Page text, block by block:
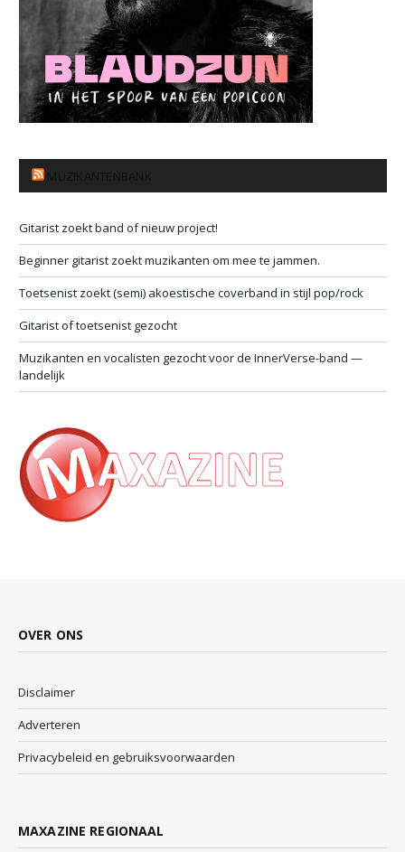
Gitarist zoekt band of nieuw project!
Beginner gitarist zoekt muzikanten om mee te jammen.
Toetsenist zoekt (semi) akoestische coverband in stijl pop/rock
Gitarist of toetsenist gezocht
Muzikanten en vocalisten gezocht voor de InnerVerse-band —
landelijk
OVER ONS
Disclaimer
Adverteren
Privacybeleid en gebruiksvoorwaarden
MAXAZINE REGIONAAL